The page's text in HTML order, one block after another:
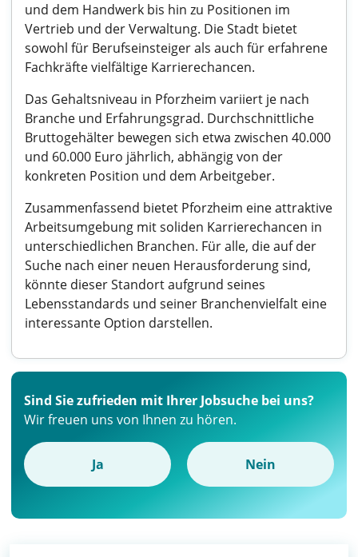
und dem Handwerk bis hin zu Positionen im
Vertrieb und der Verwaltung. Die Stadt bietet
sowohl für Berufseinsteiger als auch für erfahrene
Fachkräfte vielfältige Karrierechancen.
Das Gehaltsniveau in Pforzheim variiert je nach
Branche und Erfahrungsgrad. Durchschnittliche
Bruttogehälter bewegen sich etwa zwischen 40.000
und 60.000 Euro jährlich, abhängig von der
konkreten Position und dem Arbeitgeber.
Zusammenfassend bietet Pforzheim eine attraktive
Arbeitsumgebung mit soliden Karrierechancen in
unterschiedlichen Branchen. Für alle, die auf der
Suche nach einer neuen Herausforderung sind,
könnte dieser Standort aufgrund seines
Lebensstandards und seiner Branchenvielfalt eine
interessante Option darstellen.
Sind Sie zufrieden mit Ihrer Jobsuche bei uns?
Wir freuen uns von Ihnen zu hören.
Ja Nein